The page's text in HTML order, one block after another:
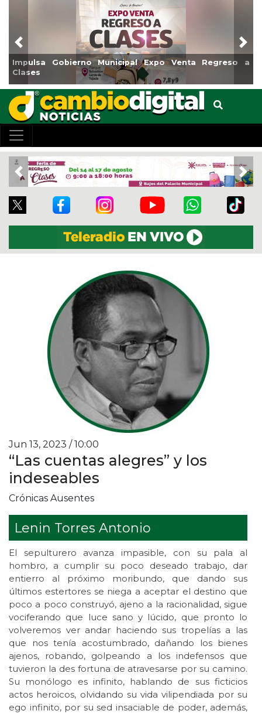
Reabrirá Coatzacoalcos la Alberca Semiolímpica Zona
Centro
Previous
Previous
Jun 13, 2023 / 10:00
“Las cuentas alegres” y los
indeseables
Crónicas Ausentes
Lenin Torres Antonio
El sepulturero avanza impasible, con su pala al
hombro, a cumplir su poco deseado trabajo, dar
entierro al próximo moribundo, que dando sus
últimos estertores se niega a aceptar el destino que
poco a poco construyó, ajeno a la racionalidad, sigue
vociferando que luce sano y lúcido, que pronto lo
volveremos ver andar haciendo sus tropelías a las
que nos tenía acostumbrado, dañando los bienes
ajenos, robando, golpeando a los indefensos que
tuvieron la des fortuna de atravesarse por su camino.
Su monólogo es infinito, hablando de sus ficticios
actos heroicos, olvidando su vida vilipendiada por su
ego infinito, por su sed insaciable de poder, además,